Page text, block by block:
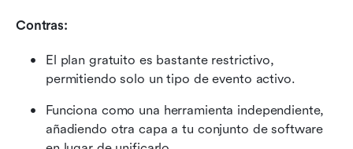
Contras:
El plan gratuito es bastante restrictivo,
permitiendo solo un tipo de evento activo.
Funciona como una herramienta independiente,
añadiendo otra capa a tu conjunto de software